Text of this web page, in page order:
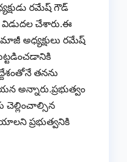
రమేష్ గౌడ్
విడుదల చేశారు.ఈ
అధ్యక్షులు రమేష్
తనను
అన్నారు.ప్రభుత్వం
చెల్లించాల్సిన
ప్రభుత్వనికి